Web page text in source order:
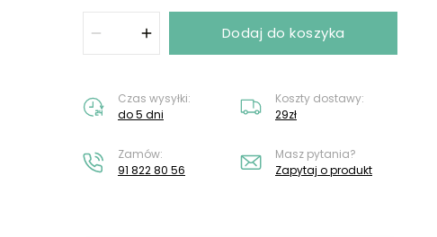
Dodaj do koszyka
Czas wysyłki:
do 5 dni
Koszty dostawy:
29zł
Zamów:
91 822 80 56
Masz pytania?
Zapytaj o produkt